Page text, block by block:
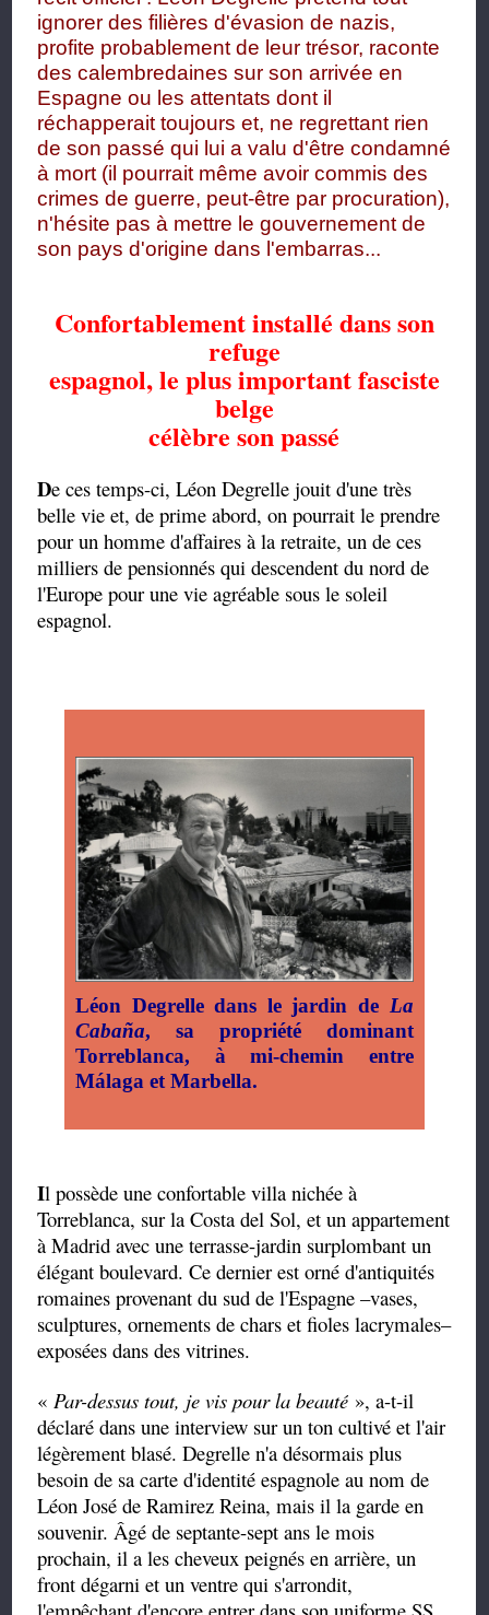
ignorer des filières d'évasion de nazis,
profite probablement de leur trésor, raconte
des calembredaines sur son arrivée en
Espagne ou les attentats dont il
réchapperait toujours et, ne regrettant rien
de son passé qui lui a valu d'être condamné
à mort (il pourrait même avoir commis des
crimes de guerre, peut-être par procuration),
n'hésite pas à mettre le gouvernement de
son pays d'origine dans l'embarras...
Confortablement installé dans son
refuge
espagnol,le plus important fasciste
belge
célèbre son passé
De ces temps-ci, Léon Degrelle jouit d'une très
belle vie et, de prime abord, on pourrait le prendre
pour un homme d'affaires à la retraite, un de ces
milliers de pensionnés qui descendent du nord de
l'Europe pour une vie agréable sous le soleil
espagnol.
Léon Degrelle dans le jardin de La
Cabaña, sa propriété dominant
Torreblanca, à mi-chemin entre
Málaga et Marbella.
Il possède une confortable villa nichée à
Torreblanca, sur la Costa del Sol, et un appartement
à Madrid avec une terrasse-jardin surplombant un
élégant boulevard. Ce dernier est orné d'antiquités
romaines provenant du sud de l'Espagne –vases,
sculptures, ornements de chars et fioles lacrymales–
exposées dans des vitrines.
« Par-dessus tout, je vis pour la beauté », a-t-il
déclaré dans une interview sur un ton cultivé et l'air
légèrement blasé. Degrelle n'a désormais plus
besoin de sa carte d'identité espagnole au nom de
Léon José de Ramirez Reina, mais il la garde en
souvenir. Âgé de septante-sept ans le mois
prochain, il a les cheveux peignés en arrière, un
front dégarni et un ventre qui s'arrondit,